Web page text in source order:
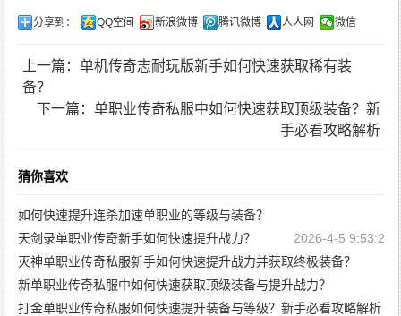
分享到： QQ空间 新浪微博 腾讯微博 人人网 微信
上一篇：单机传奇志耐玩版新手如何快速获取稀有装
备？
下一篇：单职业传奇私服中如何快速获取顶级装备？新
手必看攻略解析
猜你喜欢
如何快速提升连杀加速单职业的等级与装备？
2026-4-23 14:26:51
天剑录单职业传奇新手如何快速提升战力？
2026-4-5 9:53:2
灭神单职业传奇私服新手如何快速提升战力并获取终极装备？
2025-12-30 10:41:6
新单职业传奇私服中如何快速获取顶级装备与提升战力？
2025-11-25 10:55:23
打金单职业传奇私服如何快速提升装备与等级？新手必看攻略解析